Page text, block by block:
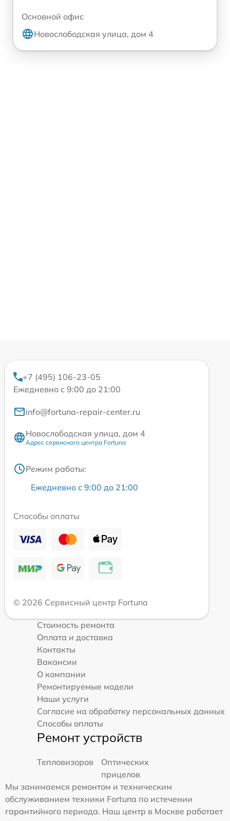
Основной офис
Новослободская улица, дом 4
+7 (495) 106-23-05
Ежедневно с 9:00 до 21:00
info@fortuna-repair-center.ru
Новослободская улица, дом 4
Адрес сервисного центра Fortuna
Режим работы:
Ежедневно с 9:00 до 21:00
Способы оплаты
© 2026 Сервисный центр Fortuna
Стоимость ремонта
Оплата и доставка
Контакты
Вакансии
О компании
Ремонтируемые модели
Наши услуги
Согласие на обработку персональных данных
Способы оплаты
Ремонт устройств
Тепловизоров
Оптических
прицелов
Мы занимаемся ремонтом и техническим
обслуживанием техники Fortuna по истечении
гарантийного периода. Наш центр в Москве работает